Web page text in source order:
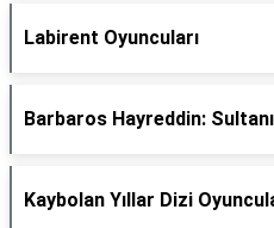
Labirent Oyuncuları
Barbaros Hayreddin:
Kaybolan Yıllar Dizi